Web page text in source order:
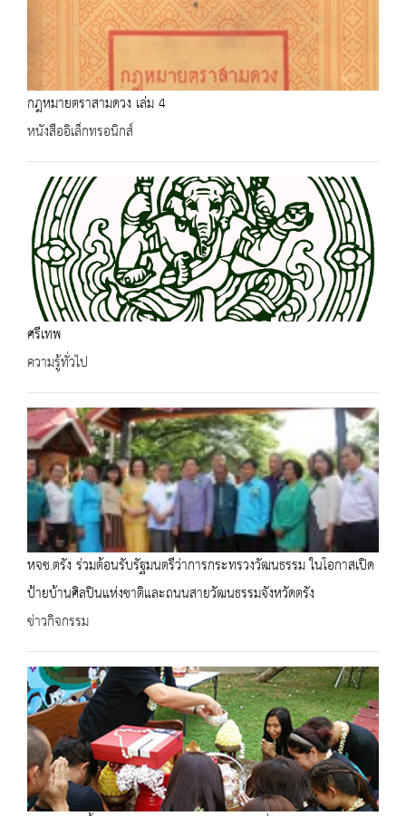
กฎหมายตราสามดวง เล่ม 4
หนังสืออิเล็กทรอนิกส์
ศรีเทพ
ความรู้ทั่วไป
หจช.ตรัง ร่วมต้อนรับรัฐมนตรีว่าการกระทรวงวัฒนธรรม ในโอกาสเปิด
ป้ายบ้านศิลปินแห่งชาติและถนนสายวัฒนธรรมจังหวัดตรัง
ข่าวกิจกรรม